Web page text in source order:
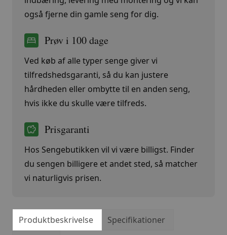
også fjerne din gamle seng for dig.
Prøv i 100 dage
Ved køb af alle typer senge giver vi
tilfredshedsgaranti, så du kan justere
hårdheden eller ombytte til en anden seng,
hvis ikke du skulle være tilfreds.
Prisgaranti
Hos Sengebutikken vil vi være billigst. Finder
du sengen billigere et andet sted, så matcher
vi naturligvis prisen.
Produktbeskrivelse
Specifikationer